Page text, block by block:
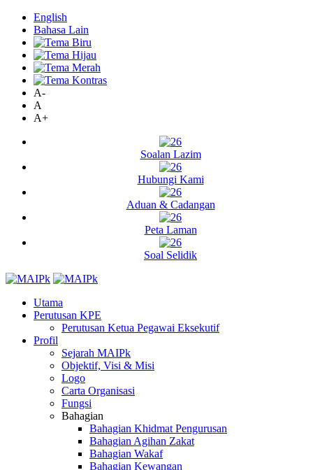
English
Bahasa Lain
A-
A
A+
Soalan Lazim
Hubungi Kami
Aduan & Cadangan
Peta Laman
Soal Selidik
Utama
Perutusan KPE
Perutusan Ketua Pegawai Eksekutif
Profil
Sejarah MAIPk
Objektif, Visi & Misi
Logo
Carta Organisasi
Fungsi
Bahagian
Bahagian Khidmat Pengurusan
Bahagian Agihan Zakat
Bahagian Wakaf
Bahagian Kewangan